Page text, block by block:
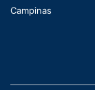
Campinas